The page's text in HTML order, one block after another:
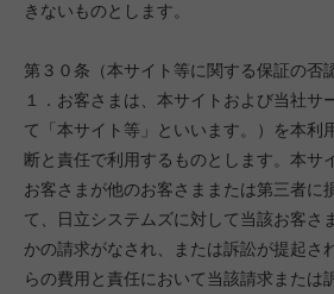
きないものとします。
第３０条（本サイト等に関する保証の否
１．お客さまは、本サイトおよび当社サ
て「本サイト等」といいます。）を本利
断と責任で利用するものとします。本サ
お客さまが他のお客さままたは第三者に
て、日立システムズに対して当該お客さ
かの請求がなされ、または訴訟が提起さ
らの費用と責任において当該請求または